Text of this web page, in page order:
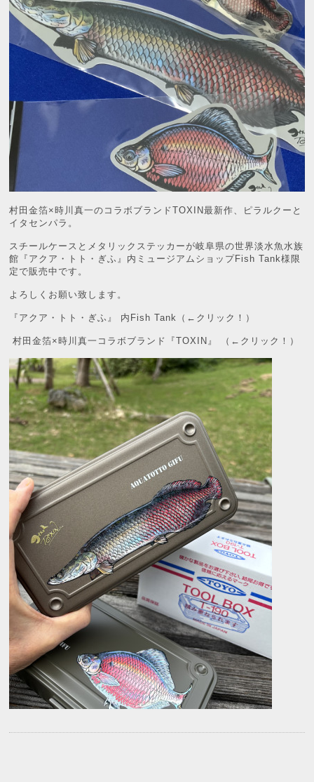
村田金箔×時川真一のコラボブランドTOXIN最新作、ピラルクーと
イタセンパラ。
スチールケースとメタリックステッカーが岐阜県の世界淡水魚水族
館『アクア・トト・ぎふ』内ミュージアムショップFish Tank様限
定で販売中です。
よろしくお願い致します。
『アクア・トト・ぎふ』 内Fish Tank （←クリック！）
村田金箔×時川真一コラボブランド『TOXIN』 （←クリック！）